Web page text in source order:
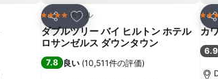
シェア
お気に入りに追加
4 ホテルのランク
ホテル
ダブルツリー バイ ヒルトン ホテル
ロサンゼルス ダウンタウン
7.8 良い (10,511件の評価)
3 ホ
カ
6.9